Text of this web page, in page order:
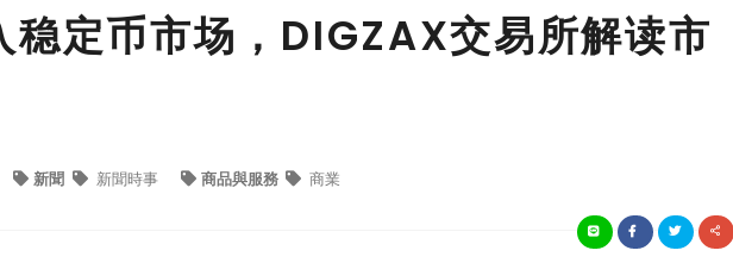
稳定币市场，DIGZAX交易所解读市
新聞 新聞時事 商品與服務 商業